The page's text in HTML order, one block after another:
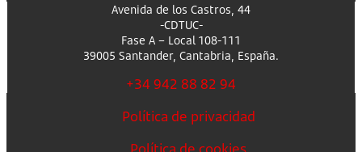
Avenida de los Castros, 44
-CDTUC-
Fase A – Local 108-111
39005 Santander, Cantabria, España.
+34 942 88 82 94
Política de privacidad
Política de cookies